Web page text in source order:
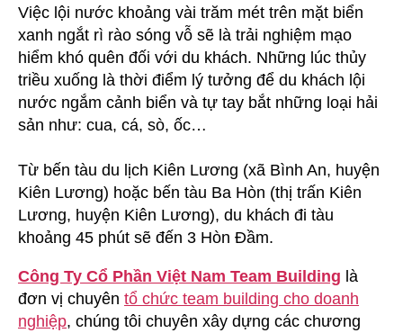
Việc lội nước khoảng vài trăm mét trên mặt biển
xanh ngắt rì rào sóng vỗ sẽ là trải nghiệm mạo
hiểm khó quên đối với du khách. Những lúc thủy
triều xuống là thời điểm lý tưởng để du khách lội
nước ngắm cảnh biển và tự tay bắt những loại hải
sản như: cua, cá, sò, ốc…
Từ bến tàu du lịch Kiên Lương (xã Bình An, huyện
Kiên Lương) hoặc bến tàu Ba Hòn (thị trấn Kiên
Lương, huyện Kiên Lương), du khách đi tàu
khoảng 45 phút sẽ đến 3 Hòn Đầm.
Công Ty Cổ Phần Việt Nam Team Building là
đơn vị chuyên tổ chức team building cho doanh
nghiệp, chúng tôi chuyên xây dựng các chương